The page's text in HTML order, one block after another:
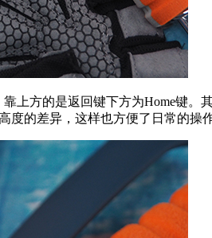
方的是返回键下方为Home键。
度的差异，这样也方便了日常的操作